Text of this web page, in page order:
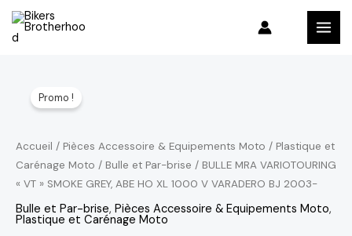
Aller
Promo !
Accueil / Pièces Accessoire & Equipements Moto / Plastique et
Carénage Moto / Bulle et Par-brise / BULLE MRA VARIOTOURING
« VT » SMOKE GREY, ABE HO XL 1000 V VARADERO BJ 2003-
Bulle et Par-brise, Pièces Accessoire & Equipements Moto,
Plastique et Carénage Moto
initial
était :
1,982 د.م..
actuel
est :
1,685 د.م..
MRA
VARIOTOURING
"VT"
SMOKE